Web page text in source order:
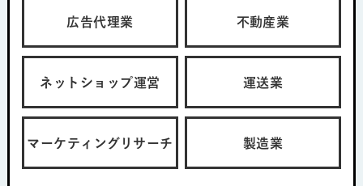
広告代理業 不動産業
ネットショップ運営 運送業
マーケティングリサーチ 製造業